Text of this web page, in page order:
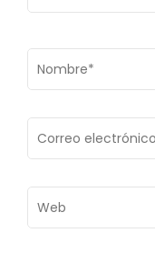
Nombre *
Correo
electrónico*
Web